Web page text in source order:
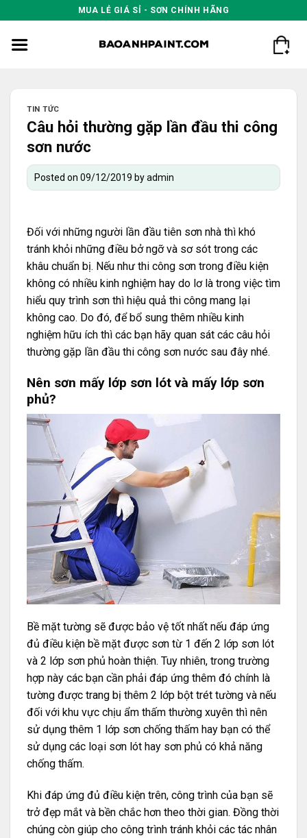
to
content
MUA LẺ GIÁ SỈ - SƠN CHÍNH HÃNG
TIN TỨC
Câu hỏi thường gặp lần đầu thi công
sơn nước
Posted on 09/12/2019 byadmin
Đối với những người lần đầu tiên sơn nhà thì khó
tránh khỏi những điều bở ngỡ và sơ sót trong các
khâu chuẩn bị. Nếu như thi công sơn trong điều kiện
không có nhiều kinh nghiệm hay do lơ là trong việc tìm
hiểu quy trình sơn thì hiệu quả thi công mang lại
không cao. Do đó, để bổ sung thêm nhiều kinh
nghiệm hữu ích thì các bạn hãy quan sát các câu hỏi
thường gặp lần đầu thi công sơn nước sau đây nhé.
Nên sơn mấy lớp sơn lót và mấy lớp sơn
phủ?
Bề mặt tường sẽ được bảo vệ tốt nhất nếu đáp ứng
đủ điều kiện bề mặt được sơn từ 1 đến 2 lớp sơn lót
và 2 lớp sơn phủ hoàn thiện. Tuy nhiên, trong trường
hợp này các bạn cần phải đáp ứng thêm đó chính là
tường được trang bị thêm 2 lớp bột trét tường và nếu
đối với khu vực chịu ẩm thấm thường xuyên thì nên
sử dụng thêm 1 lớp sơn chống thấm hay bạn có thể
sử dụng các loại sơn lót hay sơn phủ có khả năng
chống thấm.
Khi đáp ứng đủ điều kiện trên, công trình của bạn sẽ
trở đẹp mắt và bền chắc hơn theo thời gian. Đồng thời
chúng còn giúp cho công trình tránh khỏi các tác nhân